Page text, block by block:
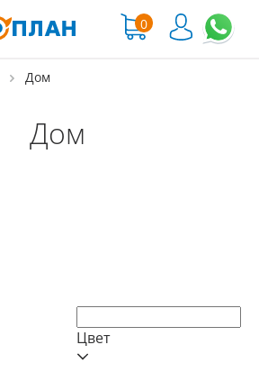
0
Дом
Дом
Цвет